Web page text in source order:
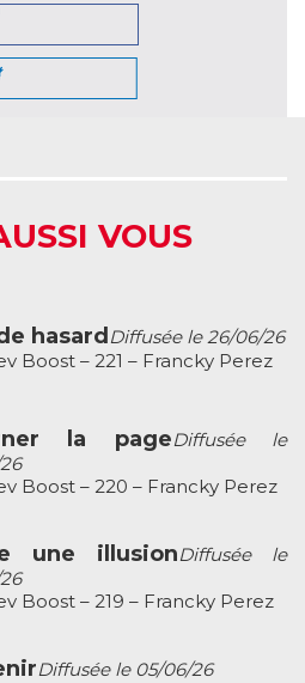
VOUS
hasard Diffusée le 26/06/26
Boost – 221 – Francky Perez
la pageDiffusée le
Boost – 220 – Francky Perez
une illusionDiffusée le
Boost – 219 – Francky Perez
Diffusée le 05/06/26